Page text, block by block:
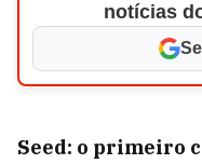
notícias
Seed: o primeiro